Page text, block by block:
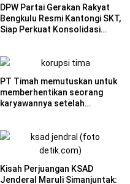
DPW Partai Gerakan Rakyat
Bengkulu Resmi Kantongi SKT,
Siap Perkuat Konsolidasi
PT Timah memutuskan untuk
memberhentikan seorang
karyawannya setelah
terkait penggunaan BPJS
menuai kontroversi.
Kisah Perjuangan KSAD
Jenderal Maruli Simanjuntak: